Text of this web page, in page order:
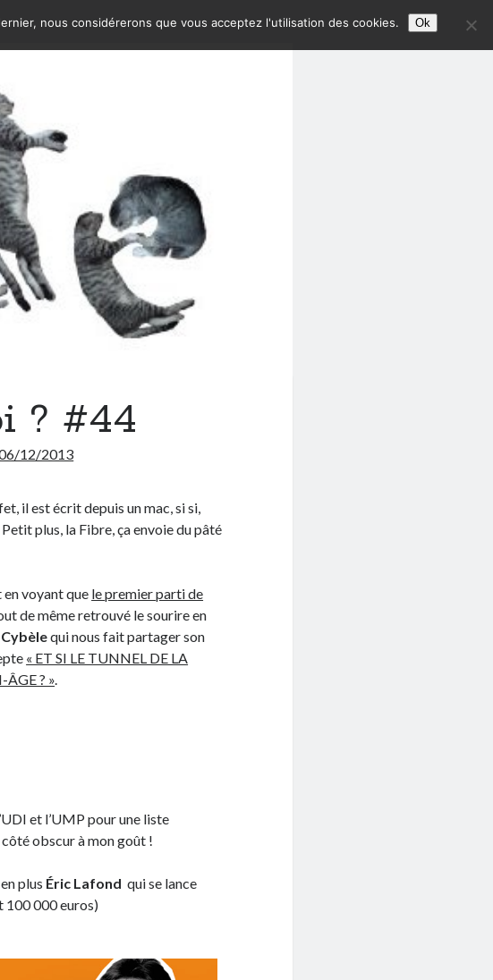
? #44
12/2013
il est écrit depuis un mac, si si,
plus, la Fibre, ça envoie du pâté
en voyant que le premier parti de
de même retrouvé le sourire en
Cybèlequi nous fait partager son
« ET SI LE TUNNEL DE LA
ÂGE ? ».
et l’UMP pour une liste
obscur à mon goût !
plus Éric Lafond qui se lance
100 000 euros)
nous considérerons que vous acceptez l'utilisation des cookies. Ok